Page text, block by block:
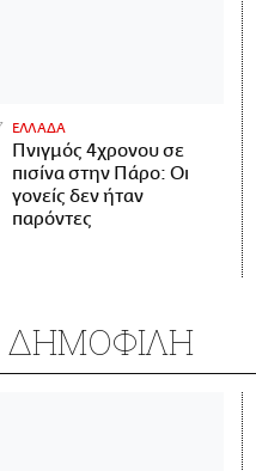
ΕΛΛΑΔΑ
Πνιγμός 4χρονου σε
πισίνα στην Πάρο: Οι
γονείς δεν ήταν
παρόντες
ΔΗΜΟΦΙΛΗ